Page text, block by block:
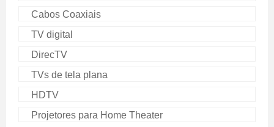
Cabos Coaxiais
TV digital
DirecTV
TVs de tela plana
HDTV
Projetores para Home Theater